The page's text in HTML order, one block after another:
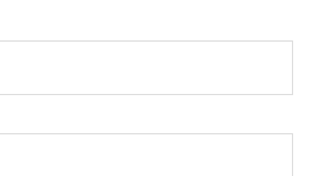
Rút tiền từ sàn ICMarkets dễ